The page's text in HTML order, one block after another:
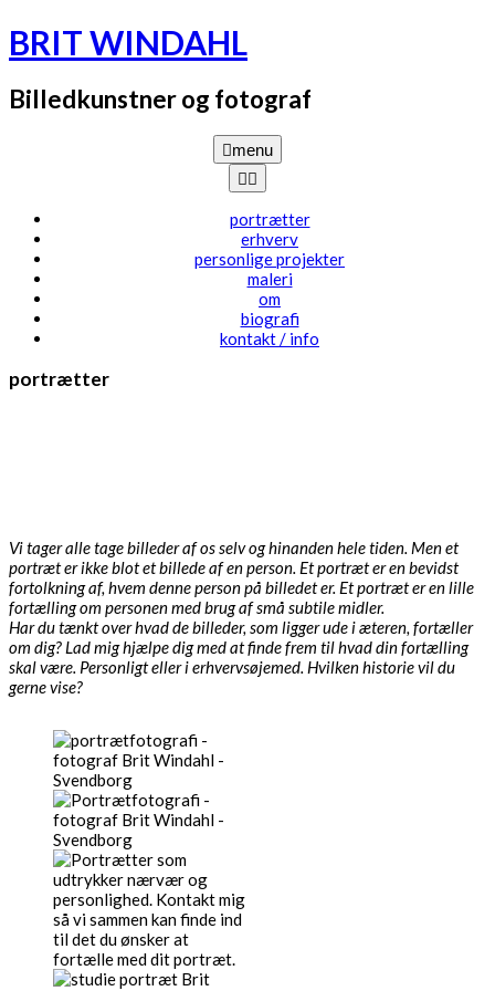
Skip
to
BRIT WINDAHL
Billedkunstner og fotograf
menu
portrætter
erhverv
personlige projekter
maleri
om
biografi
kontakt / info
portrætter
Vi tager alle tage billeder af os selv og hinanden hele tiden. Men et
portræt er ikke blot et billede af en person. Et portræt er en bevidst
fortolkning af, hvem denne person på billedet er. Et portræt er en lille
fortælling om personen med brug af små subtile midler.
Har du tænkt over hvad de billeder, som ligger ude i æteren, fortæller
om dig? Lad mig hjælpe dig med at finde frem til hvad din fortælling
skal være. Personligt eller i erhvervsøjemed. Hvilken historie vil du
gerne vise?